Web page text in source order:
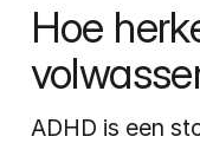
Hoe
ADHD is een